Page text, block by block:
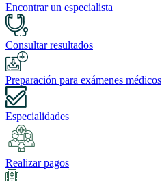
Encontrar un especialista
Consultar resultados
Preparación para exámenes médicos
Especialidades
Realizar pagos